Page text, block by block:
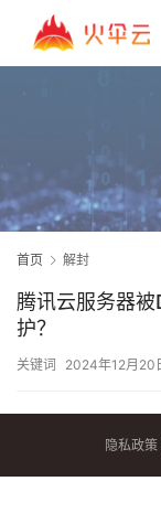
首页 解封
腾讯云服务器
护？
关键词 2024年12月20
隐私政策